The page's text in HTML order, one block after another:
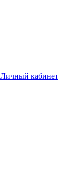
Личный кабинет